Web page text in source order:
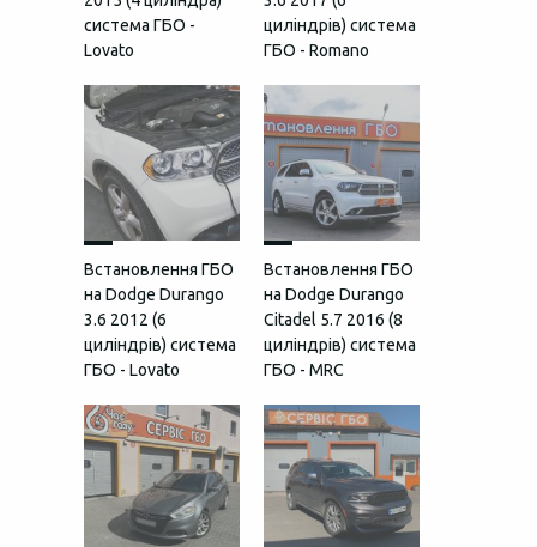
система ГБО -
Lovato
циліндрів) система
ГБО - Romano
Встановлення ГБО
на Dodge Durango
3.6 2012 (6
циліндрів) система
ГБО - Lovato
Встановлення ГБО
на Dodge Durango
Citadel 5.7 2016 (8
циліндрів) система
ГБО - MRC